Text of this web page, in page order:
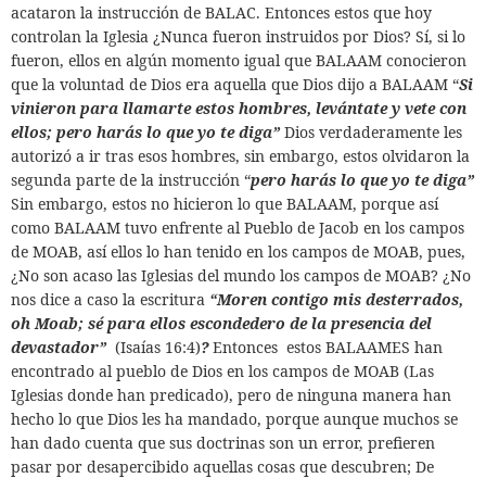
acataron la instrucción de BALAC. Entonces estos que hoy
controlan la Iglesia ¿Nunca fueron instruidos por Dios? Sí, si lo
fueron, ellos en algún momento igual que BALAAM conocieron
que la voluntad de Dios era aquella que Dios dijo a BALAAM “Si
vinieron para llamarte estos hombres, levántate y vete con
ellos; pero harás lo que yo te diga”Dios verdaderamente les
autorizó a ir tras esos hombres, sin embargo, estos olvidaron la
segunda parte de la instrucción “pero harás lo que yo te diga”
Sin embargo, estos no hicieron lo que BALAAM, porque así
como BALAAM tuvo enfrente al Pueblo de Jacob en los campos
de MOAB, así ellos lo han tenido en los campos de MOAB, pues,
¿No son acaso las Iglesias del mundo los campos de MOAB? ¿No
nos dice a caso la escritura “Moren contigo mis desterrados,
oh Moab; sé para ellos escondedero de la presencia del
devastador” (Isaías 16:4)?Entonces estos BALAAMES han
encontrado al pueblo de Dios en los campos de MOAB (Las
Iglesias donde han predicado), pero de ninguna manera han
hecho lo que Dios les ha mandado, porque aunque muchos se
han dado cuenta que sus doctrinas son un error, prefieren
pasar por desapercibido aquellas cosas que descubren; De